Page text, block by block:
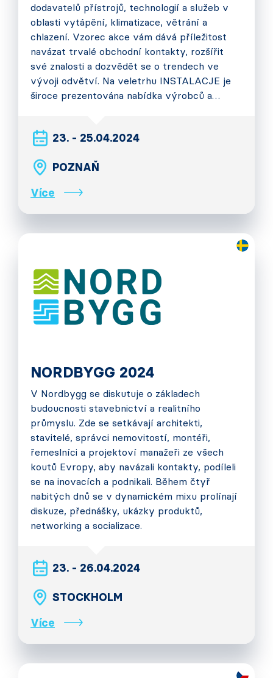
dodavatelů přístrojů, technologií a služeb v
oblasti vytápění, klimatizace, větrání a
chlazení. Vzorec akce vám dává příležitost
navázat trvalé obchodní kontakty, rozšířit
své znalosti a dozvědět se o trendech ve
vývoji odvětví. Na veletrhu INSTALACJE je
široce prezentována nabídka výrobců a…
23. - 25.04.2024
POZNAŇ
Více
NORDBYGG 2024
V Nordbygg se diskutuje o základech
budoucnosti stavebnictví a realitního
průmyslu. Zde se setkávají architekti,
stavitelé, správci nemovitostí, montéři,
řemeslníci a projektoví manažeři ze všech
koutů Evropy, aby navázali kontakty, podíleli
se na inovacích a podnikali. Během čtyř
nabitých dnů se v dynamickém mixu prolínají
diskuze, přednášky, ukázky produktů,
networking a socializace.
23. - 26.04.2024
STOCKHOLM
Více